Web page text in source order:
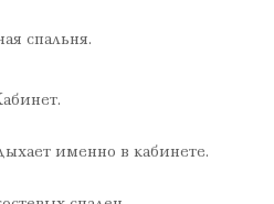
спальня.
именно в кабинете.